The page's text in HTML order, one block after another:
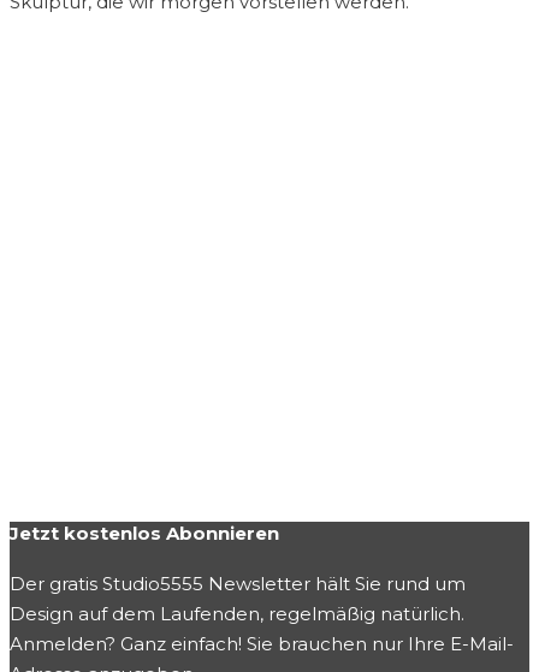
Jetzt kostenlos Abonnieren
Der gratis Studio5555 Newsletter hält Sie rund um
Design auf dem Laufenden, regelmäßig natürlich.
Anmelden? Ganz einfach! Sie brauchen nur Ihre E-Mail-